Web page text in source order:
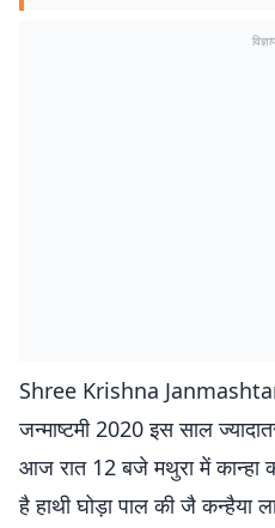
Shree Krishna
जन्‍माष्‍टमी 2020 इस साल
आज रात 12 बजे मथुरा में कान्हा
है हाथी घोड़ा पाल की जै कन्हैया